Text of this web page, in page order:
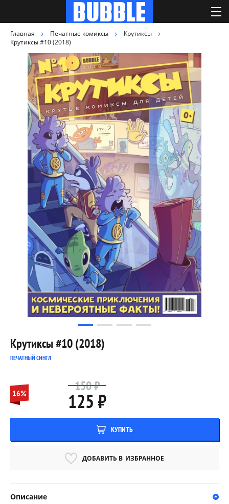
Главная Печатные комиксы
Крутиксы
Крутиксы #10 (2018)
Крутиксы #10 (2018)
ПЕЧАТНЫЙ СИНГЛ
16% 150 ₽
125 ₽
КУПИТЬ
ДОБАВИТЬ В ИЗБРАННОЕ
Описание